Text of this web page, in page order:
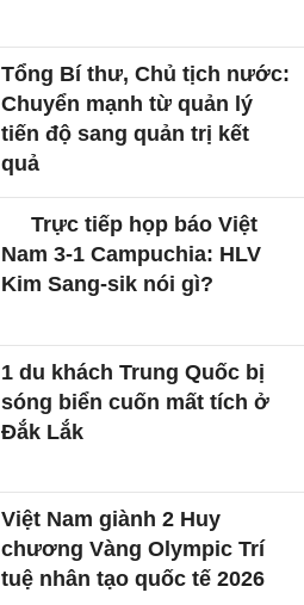
Tổng Bí thư, Chủ tịch nước:
Chuyển mạnh từ quản lý
tiến độ sang quản trị kết
quả
Trực tiếp họp báo Việt
Nam 3-1 Campuchia: HLV
Kim Sang-sik nói gì?
1 du khách Trung Quốc bị
sóng biển cuốn mất tích ở
Đắk Lắk
Việt Nam giành 2 Huy
chương Vàng Olympic Trí
tuệ nhân tạo quốc tế 2026